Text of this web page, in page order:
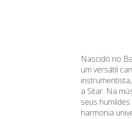
Nascido no
um versátil
instrumentista
a Sitar. Na
seus humildes
harmonia